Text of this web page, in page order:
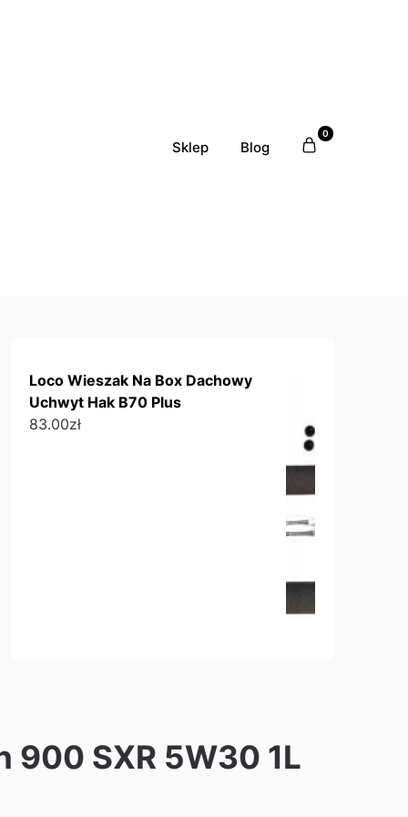
Sklep Blog
0
Loco Wieszak Na Box Dachowy
Uchwyt Hak B70 Plus
83.00zł
900 SXR 5W30 1L